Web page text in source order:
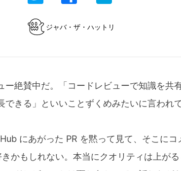
ジャバ・ザ・ハットリ
ー絶賛中だ。「コードレビューで知識を共
できる」といいことずくめみたいに言われ
にあがった PR を黙って見て、そこにコ
かもしれない。本当にクオリティは上が